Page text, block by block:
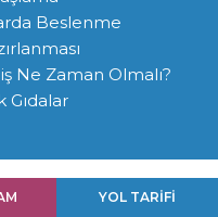
Beslenme
Ne Zaman Olmalı?
YOL TARİFİ